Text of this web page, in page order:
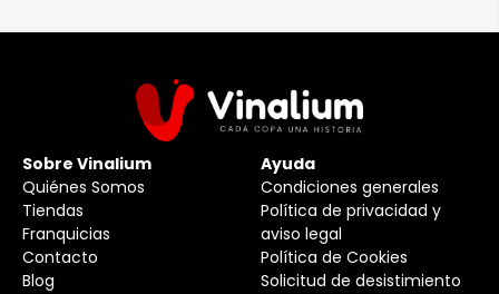
Sobre Vinalium
Quiénes Somos
Tiendas
Franquicias
Contacto
Blog
Ayuda
Condiciones generales
Política de privacidad y
aviso legal
Política de Cookies
Solicitud de desistimiento